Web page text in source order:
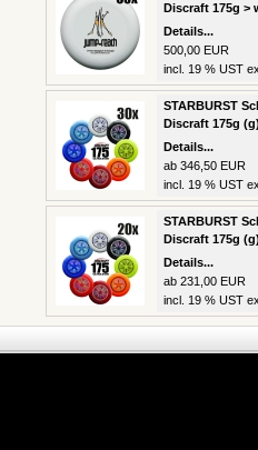
Discraft 175g >
Details...
500,00 EUR
incl. 19 % UST
STARBURST
Discraft 175g
Details...
ab 346,50 EUR
incl. 19 % UST
STARBURST
Discraft 175g
Details...
ab 231,00 EUR
incl. 19 % UST